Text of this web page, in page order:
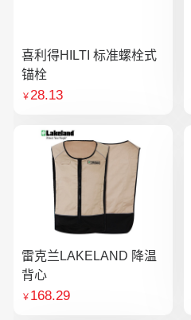
喜利得HILTI 标准螺栓式
锚栓
￥28.13
雷克兰LAKELAND 降温
背心
￥ 168.29